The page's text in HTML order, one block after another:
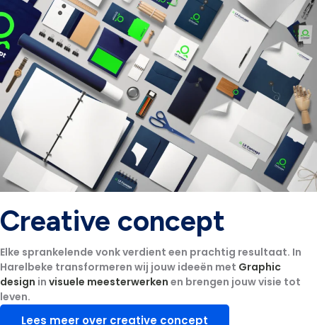
Creative concept
Elke sprankelende vonk verdient een prachtig resultaat. In
Harelbeke transformeren wij jouw ideeën met Graphic
design in visuele meesterwerken en brengen jouw visie tot
leven.
Lees meer over creative concept